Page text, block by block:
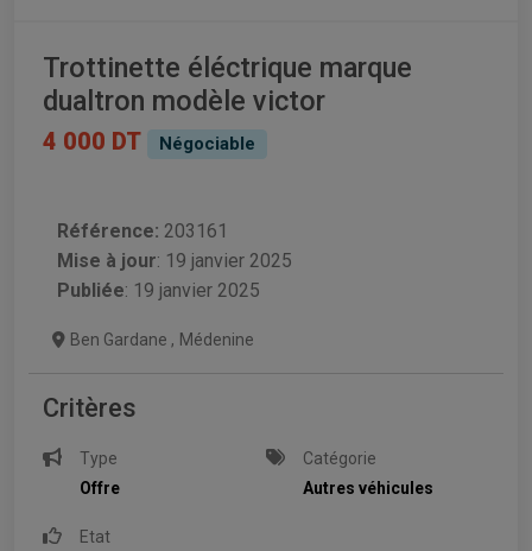
Trottinette éléctrique marque
dualtron modèle victor
4 000 DT Négociable
Référence: 203161
Mise à jour: 19 janvier 2025
Publiée: 19 janvier 2025
Ben Gardane , Médenine
Critères
Type
Offre
Catégorie
Autres véhicules
Etat